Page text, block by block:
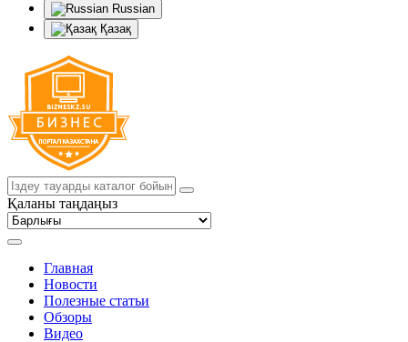
Russian
Қазақ
Қаланы таңдаңыз
Главная
Новости
Полезные статьи
Обзоры
Видео